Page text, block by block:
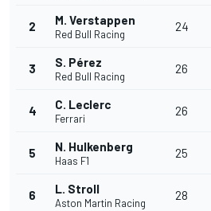
2 M. Verstappen
Red Bull Racing
24
3 S. Pérez
Red Bull Racing
26
4 C. Leclerc
Ferrari
26
5 N. Hulkenberg
Haas F1
25
6 L. Stroll
Aston Martin Racing
28